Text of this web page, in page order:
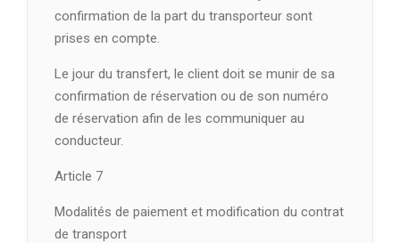
confirmation de la part du transporteur sont
prises en compte.
Le jour du transfert, le client doit se munir de sa
confirmation de réservation ou de son numéro
de réservation afin de les communiquer au
conducteur.
Article 7
Modalités de paiement et modification du contrat
de transport